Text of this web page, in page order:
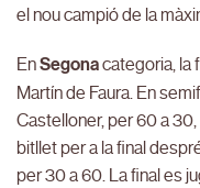
el nou campió de la
EnSegonacategoria, la
Martín de Faura. En
Castelloner, per 60 a
bitllet per a la final
per 30 a 60. La final es